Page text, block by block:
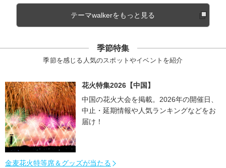
テーマwalkerをもっと見る
季節特集
季節を感じる人気のスポットやイベントを紹介
花火特集2026【中国】
中国の花火大会を掲載。2026年の開催日、
中止・延期情報や人気ランキングなどをお
届け！
金麦花火特等席＆グッズが当たる